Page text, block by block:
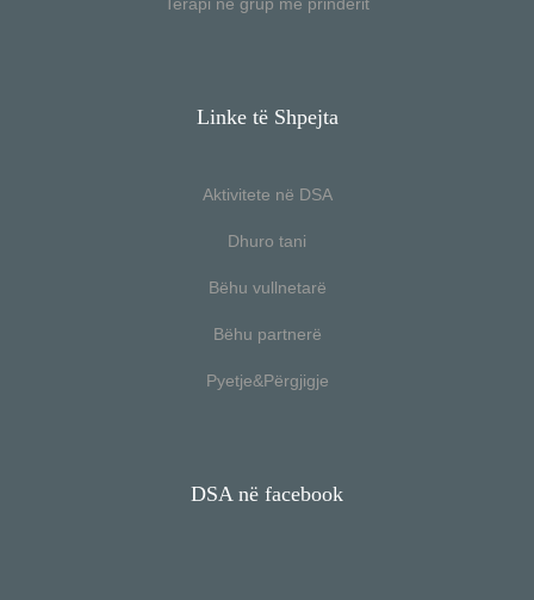
Linke të Shpejta
Aktivitete në DSA
Dhuro tani
Bëhu vullnetarë
Bëhu partnerë
Pyetje&Përgjigje
DSA në facebook